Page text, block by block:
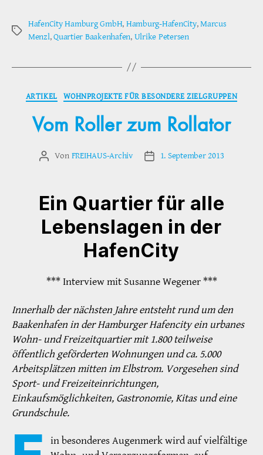
Schlagwörter
HafenCity Hamburg GmbH, Hamburg-HafenCity,Marcus
Menzl,Quartier Baakenhafen, Ulrike Petersen
Kategorien
ARTIKEL WOHNPROJEKTE FÜR BESONDERE ZIELGRUPPEN
Vom Roller zum Rollator
Beitragsautor
Von FREIHAUS-Archiv Veröffentlichungsdatum
1. September 2013
Ein Quartier für alle
Lebenslagen in der
HafenCity
*** Interview mit Susanne Wegener ***
Innerhalb der nächsten Jahre entsteht rund um den
Baakenhafen in der Hamburger Hafencity ein urbanes
Wohn- und Freizeitquartier mit 1.800 teilweise
öffentlich geförderten Wohnungen und ca. 5.000
Arbeitsplätzen mitten im Elbstrom. Vorgesehen sind
Sport- und Freizeiteinrichtungen,
Einkaufsmöglichkeiten, Gastronomie, Kitas und eine
Grundschule.
in besonderes Augenmerk wird auf vielfältige